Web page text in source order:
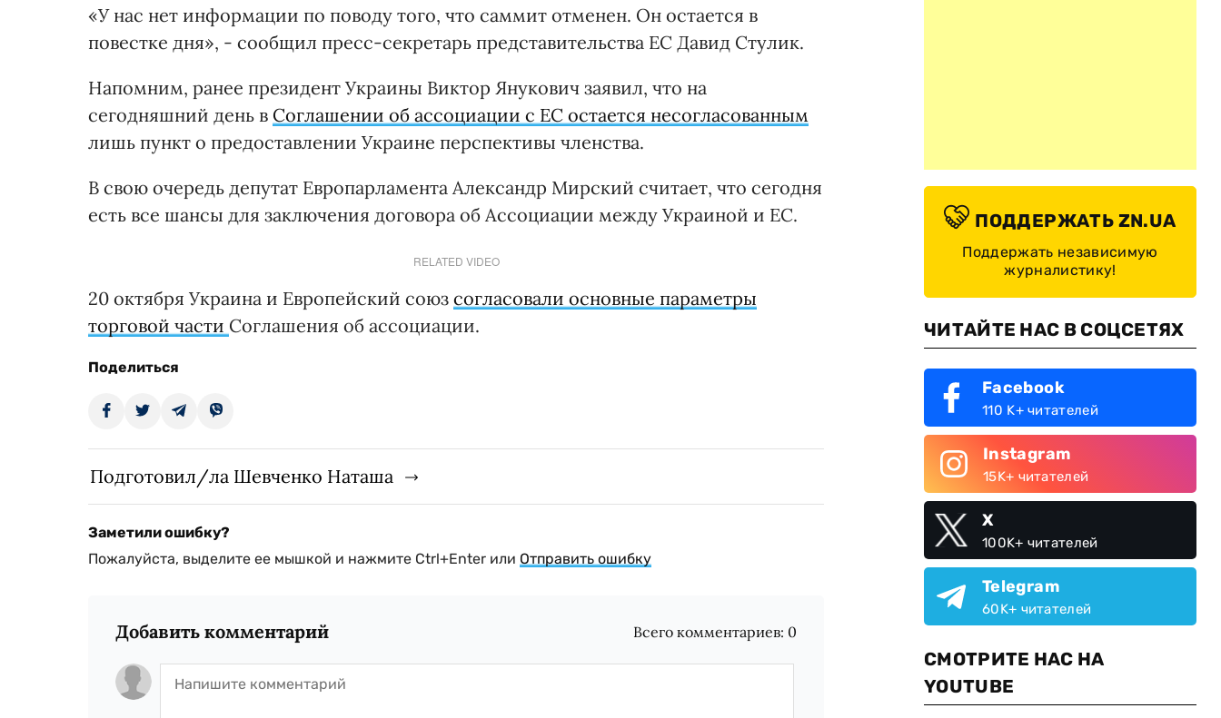
«У нас нет информации по поводу того, что саммит отменен. Он остается в
повестке дня», - сообщил пресс-секретарь представительства ЕС Давид Стулик.
Напомним, ранее президент Украины Виктор Янукович заявил, что на
сегодняшний день в Соглашении об ассоциации с ЕС остается несогласованным
лишь пункт о предоставлении Украине перспективы членства.
В свою очередь депутат Европарламента Александр Мирский считает, что сегодня
есть все шансы для заключения договора об Ассоциации между Украиной и ЕС.
RELATED VIDEO
20 октября Украина и Европейский союз согласовали основные параметры
торговой части Соглашения об ассоциации.
Поделиться
Подготовил/ла Шевченко Наташа
Заметили ошибку?
Пожалуйста, выделите ее мышкой и нажмите Ctrl+Enter или Отправить ошибку
Добавить комментарий Всего комментариев: 0
ПОДДЕРЖАТЬ ZN.UA
Поддержать независимую
журналистику!
ЧИТАЙТЕ НАС В СОЦСЕТЯХ
Facebook
110 K+ читателей
Instagram
15K+ читателей
X
100K+ читателей
Telegram
60K+ читателей
СМОТРИТЕ НАС НА
YOUTUBE